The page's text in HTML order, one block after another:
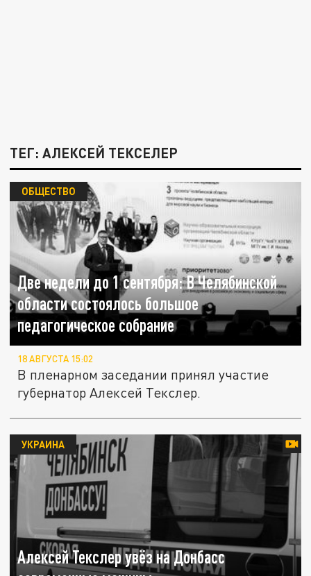
ТЕГ: АЛЕКСЕЙ ТЕКСЕЛЕР
Две недели до 1 сентября: В Челябинской
области состоялось большое
педагогическое собрание
ОБЩЕСТВО
18 АВГУСТА 15:02
В пленарном заседании принял участие
губернатор Алексей Текслер.
Алексей Текслер увёз на Донбасс
УКРАИНА